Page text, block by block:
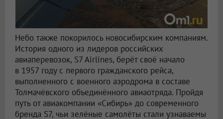
Небо также покорилось новосибирским компаниям.
История одного из лидеров российских
авиаперевозок, S7 Airlines, берёт своё начало
в 1957 году с первого гражданского рейса,
выполненного с военного аэродрома в составе
Толмачёвского объединённого авиаотряда. Пройдя
путь от авиакомпании «Сибирь» до современного
бренда S7, чьи зелёные самолёты стали узнаваемы